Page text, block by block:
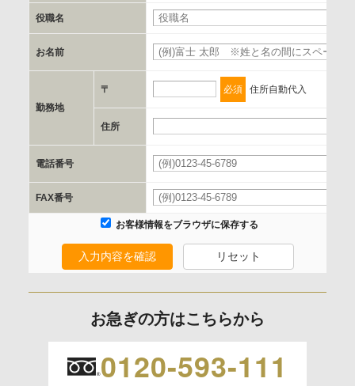
書類の送付又は電子的な方法
d.提供先および管理者
当社とイベント/セミナーを共同で開催する企業/団体
e.個人情報取り扱いに関する契約
当社と当該企業/団体とは、個人情報取扱に関する覚書の締結
を行います。
委託の有無
利用目的の通知、開示、内容の訂正、追加または削除、利用
います。）に応じます。
役職名
お名前
勤務地
〒 必須 住所自動代入
住所
電話番号
FAX番号
お客様情報をブラウザに保存する
入力内容を確認 リセット
お急ぎの方はこちらから
0120-593-111